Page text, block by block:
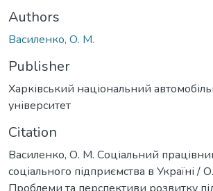
Authors
Василенко, О. М.
Publisher
Харківський національний
університет
Citation
Василенко, О. М. Соціальний
соціального підприємства в Україні /